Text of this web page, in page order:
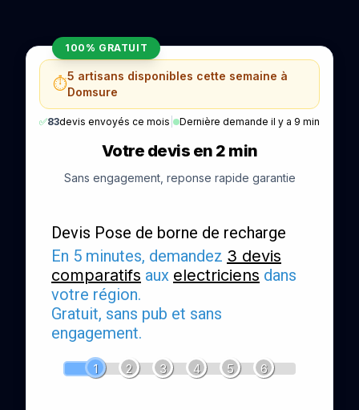
100% GRATUIT
⏱️5 artisans disponibles cette semaine à
Domsure
✅83devis envoyés ce mois Dernière demande il y a 9 min
Votre devis en 2 min
Sans engagement, reponse rapide garantie
Devis Pose de borne de recharge
En 5 minutes, demandez 3 devis
comparatifs aux electriciens dans
votre région.
Gratuit, sans pub et sans
engagement.
1 2 3 4 5 6